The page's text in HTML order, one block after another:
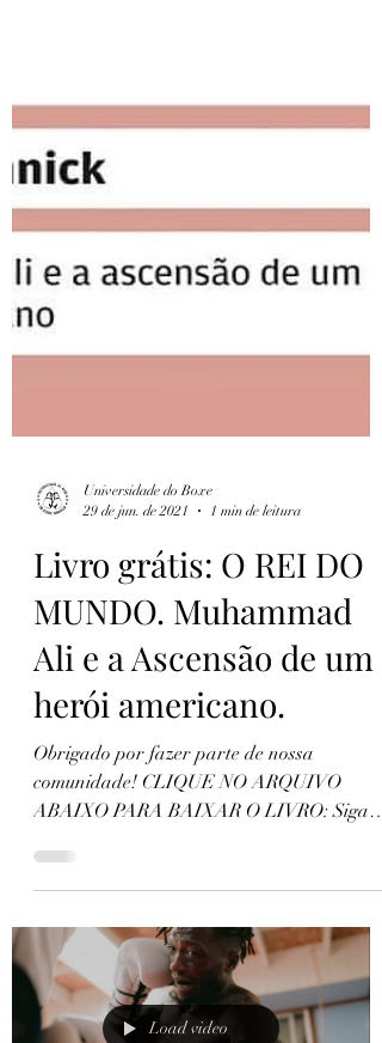
Universidade do Boxe
29 de jun. de 2021
1 min de leitura
Livro grátis: O REI DO
MUNDO. Muhammad
Ali e a Ascensão de um
herói americano.
ABAIXO PARA BAIXAR O LIVRO: Siga-
nos em nossas redes sociais e canal do...